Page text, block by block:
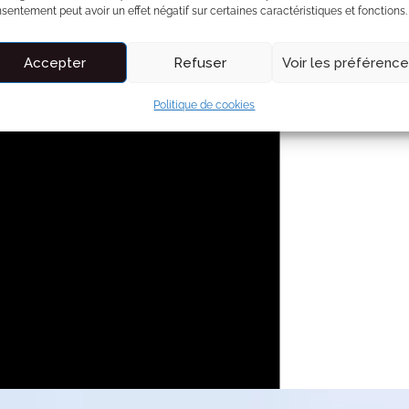
peut avoir un effet négatif sur certaines caractéristiques et fonctions.
Accepter Refuser Voir les
Politique de cookies